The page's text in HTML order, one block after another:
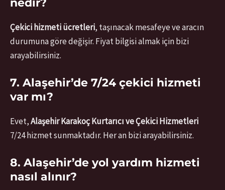
nedir?
Çekici hizmeti ücretleri, taşınacak mesafeye ve aracın
durumuna göre değişir. Fiyat bilgisi almak için bizi
arayabilirsiniz.
7. Alaşehir’de 7/24 çekici hizmeti
var mı?
Evet,Alaşehir Karakoç Kurtarıcı ve Çekici Hizmetleri
7/24 hizmet sunmaktadır. Her an bizi arayabilirsiniz.
8. Alaşehir’de yol yardım hizmeti
nasıl alınır?